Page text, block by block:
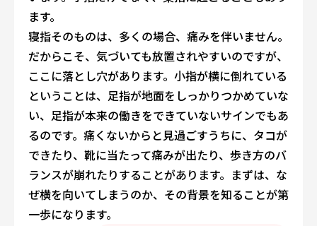
ます。
寝指そのものは、多くの場合、痛みを伴いません。
だからこそ、気づいても放置されやすいのですが、
ここに落とし穴があります。小指が横に倒れている
ということは、足指が地面をしっかりつかめていな
い、足指が本来の働きをできていないサインでもあ
るのです。痛くないからと見過ごすうちに、タコが
できたり、靴に当たって痛みが出たり、歩き方のバ
ランスが崩れたりすることがあります。まずは、な
ぜ横を向いてしまうのか、その背景を知ることが第
一歩になります。